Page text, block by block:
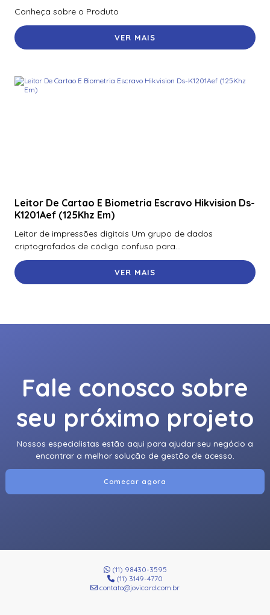
Conheça sobre o Produto
VER MAIS
Leitor De Cartao E Biometria Escravo Hikvision Ds-
K1201Aef (125Khz Em)
Leitor de impressões digitais Um grupo de dados
criptografados de código confuso para...
VER MAIS
Fale conosco sobre
seu próximo projeto
Nossos especialistas estão aqui para ajudar seu negócio a
encontrar a melhor solução de gestão de acesso.
Começar agora
(11) 98430-3595
(11) 3149-4770
contato@jovicard.com.br